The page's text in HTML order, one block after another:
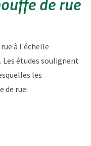
à l'échelle
études soulignent
les
de rue: